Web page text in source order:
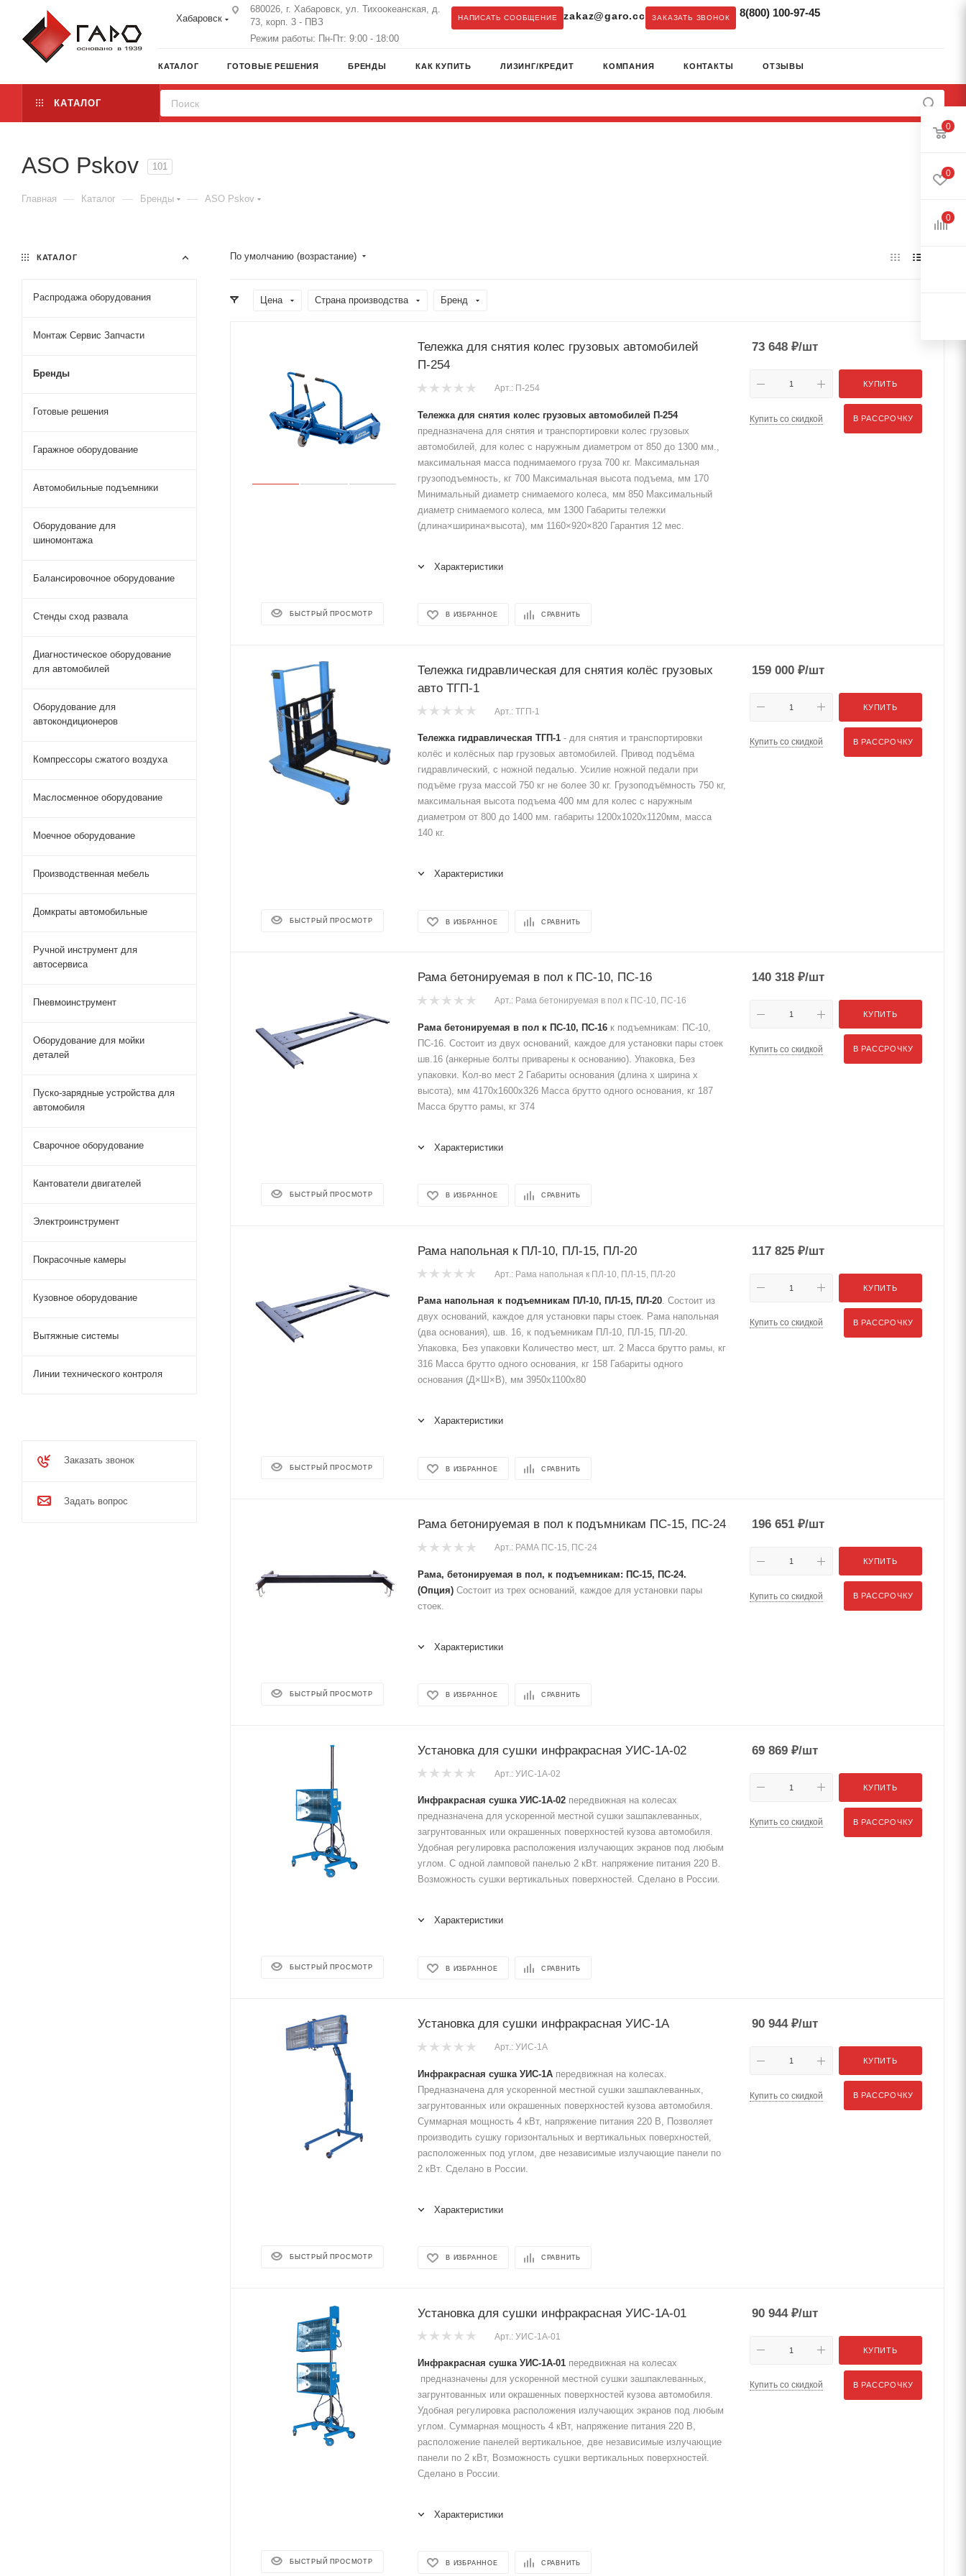
Хабаровск
680026, г. Хабаровск, ул. Тихоокеанская, д.
73, корп. 3 - ПВЗ
Режим работы: Пн-Пт: 9:00 - 18:00
НАПИСАТЬ СООБЩЕНИЕ zakaz@garo.cc ЗАКАЗАТЬ ЗВОНОК 8(800) 100-97-45
КАТАЛОГ ГОТОВЫЕ РЕШЕНИЯ БРЕНДЫ КАК КУПИТЬ ЛИЗИНГ/КРЕДИТ КОМПАНИЯ КОНТАКТЫ ОТЗЫВЫ
КАТАЛОГ
ASO Pskov 101
Главная — Каталог — Бренды — ASO Pskov
По умолчанию (возрастание)
Цена Страна производства Бренд
БЫСТРЫЙ ПРОСМОТР
Тележка для снятия колес грузовых автомобилей
П-254
Арт.: П-254
Тележка для снятия колес грузовых автомобилей П-254
предназначена для снятия и транспортировки колес грузовых
автомобилей, для колес с наружным диаметром от 850 до 1300 мм.,
максимальная масса поднимаемого груза 700 кг. Максимальная
грузоподъемность, кг 700 Максимальная высота подъема, мм 170
Минимальный диаметр снимаемого колеса, мм 850 Максимальный
диаметр снимаемого колеса, мм 1300 Габариты тележки
(длина×ширина×высота), мм 1160×920×820 Гарантия 12 мес.
Характеристики
В ИЗБРАННОЕ СРАВНИТЬ
73 648 ₽/шт
КУПИТЬ
Купить со скидкой В РАССРОЧКУ
БЫСТРЫЙ ПРОСМОТР
Тележка гидравлическая для снятия колёс грузовых
авто ТГП-1
Арт.: ТГП-1
Тележка гидравлическая ТГП-1 - для снятия и транспортировки
колёс и колёсных пар грузовых автомобилей. Привод подъёма
гидравлический, с ножной педалью. Усилие ножной педали при
подъёме груза массой 750 кг не более 30 кг. Грузоподъёмность 750 кг,
максимальная высота подъема 400 мм для колес с наружным
диаметром от 800 до 1400 мм. габариты 1200х1020х1120мм, масса
140 кг.
Характеристики
В ИЗБРАННОЕ СРАВНИТЬ
159 000 ₽/шт
КУПИТЬ
Купить со скидкой В РАССРОЧКУ
БЫСТРЫЙ ПРОСМОТР
Рама бетонируемая в пол к ПС-10, ПС-16
Арт.: Рама бетонируемая в пол к ПС-10, ПС-16
Рама бетонируемая в пол к ПС-10, ПС-16 к подъемникам: ПС-10,
ПС-16. Состоит из двух оснований, каждое для установки пары стоек
шв.16 (анкерные болты приварены к основанию). Упаковка, Без
упаковки. Кол-во мест 2 Габариты основания (длина х ширина х
высота), мм 4170х1600х326 Масса брутто одного основания, кг 187
Масса брутто рамы, кг 374
Характеристики
В ИЗБРАННОЕ СРАВНИТЬ
140 318 ₽/шт
КУПИТЬ
Купить со скидкой В РАССРОЧКУ
БЫСТРЫЙ ПРОСМОТР
Рама напольная к ПЛ-10, ПЛ-15, ПЛ-20
Арт.: Рама напольная к ПЛ-10, ПЛ-15, ПЛ-20
Рама напольная к подъемникам ПЛ-10, ПЛ-15, ПЛ-20. Состоит из
двух оснований, каждое для установки пары стоек. Рама напольная
(два основания), шв. 16, к подъемникам ПЛ-10, ПЛ-15, ПЛ-20.
Упаковка, Без упаковки Количество мест, шт. 2 Масса брутто рамы, кг
316 Масса брутто одного основания, кг 158 Габариты одного
основания (Д×Ш×В), мм 3950х1100х80
Характеристики
В ИЗБРАННОЕ СРАВНИТЬ
117 825 ₽/шт
КУПИТЬ
Купить со скидкой В РАССРОЧКУ
БЫСТРЫЙ ПРОСМОТР
Рама бетонируемая в пол к подъмникам ПС-15, ПС-24
Арт.: РАМА ПС-15, ПС-24
Рама, бетонируемая в пол, к подъемникам: ПС-15, ПС-24.
(Опция) Состоит из трех оснований, каждое для установки пары
стоек.
Характеристики
В ИЗБРАННОЕ СРАВНИТЬ
196 651 ₽/шт
КУПИТЬ
Купить со скидкой В РАССРОЧКУ
БЫСТРЫЙ ПРОСМОТР
Установка для сушки инфракрасная УИС-1А-02
Арт.: УИС-1А-02
Инфракрасная сушка УИС-1А-02 передвижная на колесах
предназначена для ускоренной местной сушки зашпаклеванных,
загрунтованных или окрашенных поверхностей кузова автомобиля.
Удобная регулировка расположения излучающих экранов под любым
углом. С одной ламповой панелью 2 кВт. напряжение питания 220 В.
Возможность сушки вертикальных поверхностей. Сделано в России.
Характеристики
В ИЗБРАННОЕ СРАВНИТЬ
69 869 ₽/шт
КУПИТЬ
Купить со скидкой В РАССРОЧКУ
БЫСТРЫЙ ПРОСМОТР
Установка для сушки инфракрасная УИС-1А
Арт.: УИС-1А
Инфракрасная сушка УИС-1А передвижная на колесах.
Предназначена для ускоренной местной сушки зашпаклеванных,
загрунтованных или окрашенных поверхностей кузова автомобиля.
Суммарная мощность 4 кВт, напряжение питания 220 В, Позволяет
производить сушку горизонтальных и вертикальных поверхностей,
расположенных под углом, две независимые излучающие панели по
2 кВт. Сделано в России.
Характеристики
В ИЗБРАННОЕ СРАВНИТЬ
90 944₽/шт
КУПИТЬ
Купить со скидкой В РАССРОЧКУ
БЫСТРЫЙ ПРОСМОТР
Установка для сушки инфракрасная УИС-1А-01
Арт.: УИС-1А-01
Инфракрасная сушка УИС-1А-01 передвижная на колесах
предназначены для ускоренной местной сушки зашпаклеванных,
загрунтованных или окрашенных поверхностей кузова автомобиля.
Удобная регулировка расположения излучающих экранов под любым
углом. Суммарная мощность 4 кВт, напряжение питания 220 В,
расположение панелей вертикальное, две независимые излучающие
панели по 2 кВт, Возможность сушки вертикальных поверхностей.
Сделано в России.
Характеристики
В ИЗБРАННОЕ СРАВНИТЬ
90 944₽/шт
КУПИТЬ
Купить со скидкой В РАССРОЧКУ
КАТАЛОГ
Распродажа оборудования
Монтаж Сервис Запчасти
Бренды
Готовые решения
Гаражное оборудование
Автомобильные подъемники
Оборудование для
шиномонтажа
Балансировочное оборудование
Стенды сход развала
Диагностическое оборудование
для автомобилей
Оборудование для
автокондиционеров
Компрессоры сжатого воздуха
Маслосменное оборудование
Моечное оборудование
Производственная мебель
Домкраты автомобильные
Ручной инструмент для
автосервиса
Пневмоинструмент
Оборудование для мойки
деталей
Пуско-зарядные устройства для
автомобиля
Сварочное оборудование
Кантователи двигателей
Электроинструмент
Покрасочные камеры
Кузовное оборудование
Вытяжные системы
Линии технического контроля
Заказать звонок
Задать вопрос
0
0
0